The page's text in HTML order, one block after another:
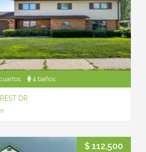
4 baños
DR
$ 112,500